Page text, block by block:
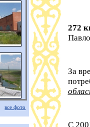
все фото
272
За
С